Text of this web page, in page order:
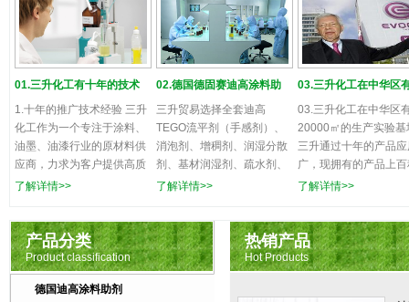
02 02.德国德固赛迪高涂料助剂供应商的技术支持
02.
三升贸
剂、防
不断的
01.三升化工有十年的技术
经验，为您提供服务
1.十年的推广技术经验 三升
化工作为一个专注于涂料、
油墨、油漆行业的原材料供
应商，力求为客户提供高质
量的产品和良好的售后服
业应用实操与专业推广的结
合，能专业、熟悉、快速的
解决客户产品问题，并在处
理客户问题的时候慎重周
密，让我们的客户放心、省
了解详情>>
02.德国德固赛迪高涂料助
剂供应商的技术支持
三升贸易选择全套迪高
TEGO流平剂（手感剂）、
消泡剂、增稠剂、润湿分散
剂、基材润湿剂、疏水剂、
防涂鸦树脂等，以满足客户
开发研究与资源环保，追求
经济实惠。不断的更新产品
来带动市场，确保了迪高在
助剂行业的地位。
了解详情>>
03.三升化工在中华区
20000㎡的生产实验基
03.三升化工在中华区
20000㎡的生产实验基
三升通过十年的产品
广，现拥有的产品上
由于应用广泛，产品
关翁源县建设了2万平
米的生产研发和实验
地。在珠三角的佛山
山、江门分别设有仓
了解详情>>
产品分类
Product classification
德国迪高涂料助剂
热销产品
Hot Products